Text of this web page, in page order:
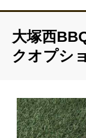
大塚西
クオプシ